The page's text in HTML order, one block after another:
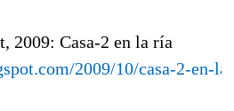
2009: Casa-2 en la ría
2009/10/casa-2-en-la-